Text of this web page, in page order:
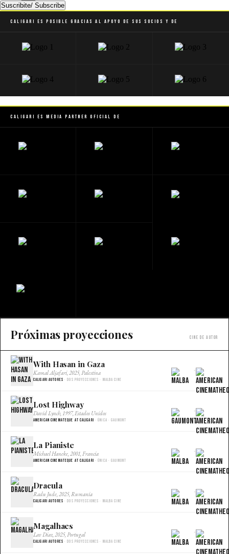
Suscribite/ Subscribe
Caligari es posible gracias al apoyo de sus socios y de
Caligari es Media Partner Oficial de
Próximas proyecciones Cine de autor
With Hasan in Gaza
Kamal Aljafari, 2025, Palestina
Caligari Autores · Dos proyecciones · Malba Cine
×
Lost Highway
David Lynch, 1997, Estados Unidos
American Cinemateque at Caligari · Única · Gaumont
×
La Pianiste
Michael Haneke, 2001, Francia
American Cinemateque at Caligari · Única · Gaumont
×
Dracula
Radu Jude, 2025, Rumania
Caligari Autores · Dos proyecciones · Malba Cine
×
Magalhaes
Lav Diaz, 2025, Portugal
Caligari Autores · Dos proyecciones · Malba Cine
×